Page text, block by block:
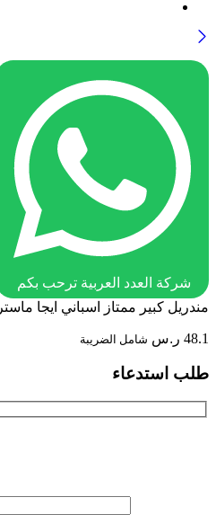
شركة العدد العربية ترحب بكم
مندريل كبير ممتاز اسباني ايجا ماستر
48.1 ر.س شامل الضريبة
طلب استدعاء